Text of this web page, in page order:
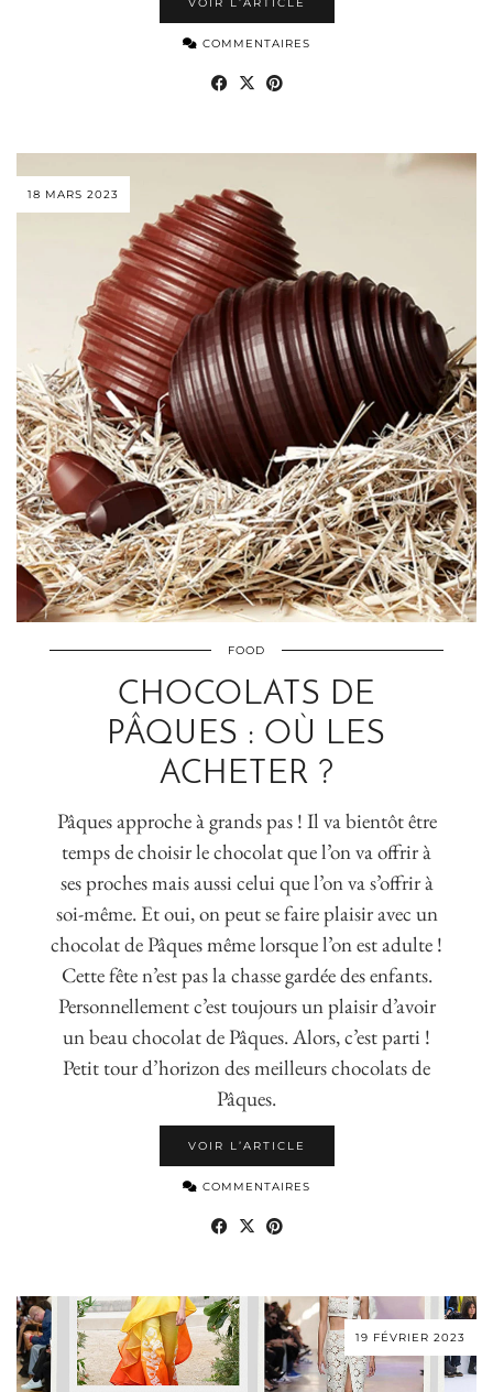
COMMENTAIRES
18 MARS 2023
FOOD
CHOCOLATS DE
PÂQUES : OÙ LES
ACHETER ?
Pâques approche à grands pas ! Il va bientôt être
temps de choisir le chocolat que l’on va offrir à
ses proches mais aussi celui que l’on va s’offrir à
soi-même. Et oui, on peut se faire plaisir avec un
chocolat de Pâques même lorsque l’on est adulte !
Cette fête n’est pas la chasse gardée des enfants.
Personnellement c’est toujours un plaisir d’avoir
un beau chocolat de Pâques. Alors, c’est parti !
Petit tour d’horizon des meilleurs chocolats de
Pâques.
VOIR L’ARTICLE
COMMENTAIRES
19 FÉVRIER 2023